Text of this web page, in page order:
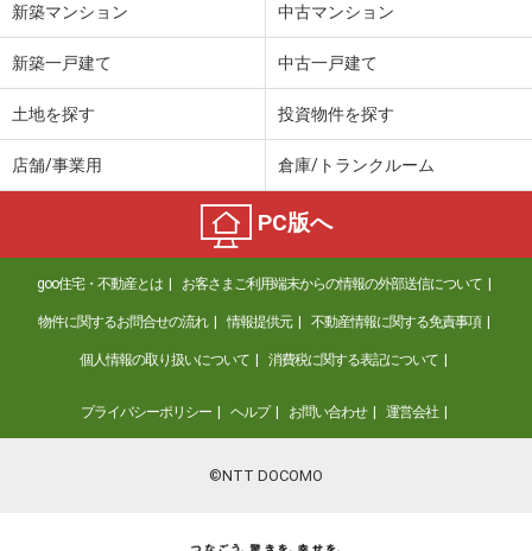
新築マンション 中古マンション
新築一戸建て 中古一戸建て
土地を探す 投資物件を探す
店舗/事業用 倉庫/トランクルーム
PC版へ
goo住宅・不動産とは お客さまご利用端末からの情報の外部送信について
物件に関するお問合せの流れ 情報提供元 不動産情報に関する免責事項
個人情報の取り扱いについて 消費税に関する表記について
プライバシーポリシー ヘルプ お問い合わせ 運営会社
©NTT DOCOMO